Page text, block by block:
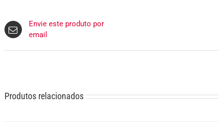
Envie este produto por
email
Produtos relacionados